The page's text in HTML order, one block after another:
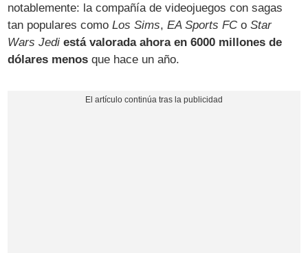
notablemente: la compañía de videojuegos con sagas
tan populares comoLos Sims,EA Sports FCoStar
Wars Jedi está valorada ahora en 6000 millones de
dólares menos que hace un año.